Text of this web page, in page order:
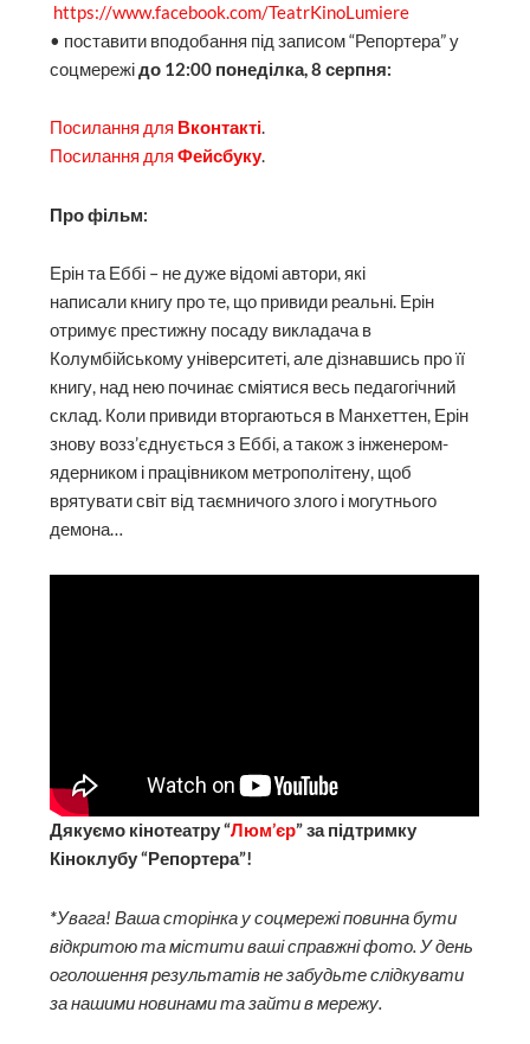
https://www.facebook.com/TeatrKinoLumiere
• поставити вподобання під записом “Репортера” у
соцмережідо 12:00 понеділка, 8 серпня:
Посилання для Вконтакті.
Посилання дляФейсбуку.
Про фільм:
Ерін та Еббі – не дуже відомі автори, які
написали книгу про те, що привиди реальні. Ерін
отримує престижну посаду викладача в
Колумбійському університеті, але дізнавшись про її
книгу, над нею починає сміятися весь педагогічний
склад. Коли привиди вторгаються в Манхеттен, Ерін
знову возз’єднується з Еббі, а також з інженером-
ядерником і працівником метрополітену, щоб
врятувати світ від таємничого злого і могутнього
демона…
Дякуємо кінотеатру “Люм’єр” за підтримку
Кіноклубу “Репортера”!
*Увага! Ваша сторінка у соцмережі повинна бути
відкритою та містити ваші справжні фото. У день
оголошення результатів не забудьте слідкувати
за нашими новинами та зайти в мережу.